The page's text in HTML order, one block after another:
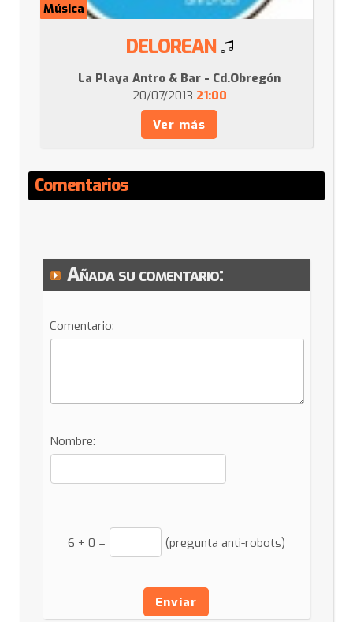
Música
DELOREAN
La Playa Antro & Bar - Cd.Obregón
20/07/2013 21:00
Ver más
Comentarios
Añada su comentario:
Comentario:
Nombre:
6 + 0 = (pregunta anti-robots)
Enviar